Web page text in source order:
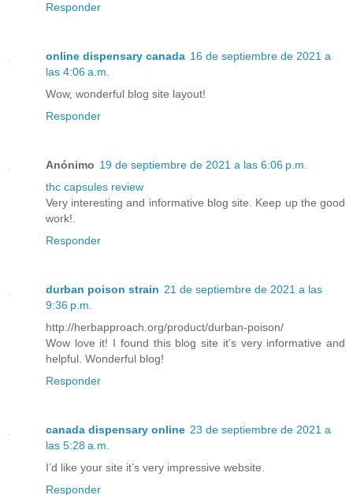
Responder
online dispensary canada 16 de septiembre de 2021 a
las 4:06 a.m.
Wow, wonderful blog site layout!
Responder
Anónimo 19 de septiembre de 2021 a las 6:06 p.m.
thc capsules review
Very interesting and informative blog site. Keep up the good
work!.
Responder
durban poison strain 21 de septiembre de 2021 a las
9:36 p.m.
http://herbapproach.org/product/durban-poison/
Wow love it! I found this blog site it’s very informative and
helpful. Wonderful blog!
Responder
canada dispensary online 23 de septiembre de 2021 a
las 5:28 a.m.
I’d like your site it’s very impressive website.
Responder